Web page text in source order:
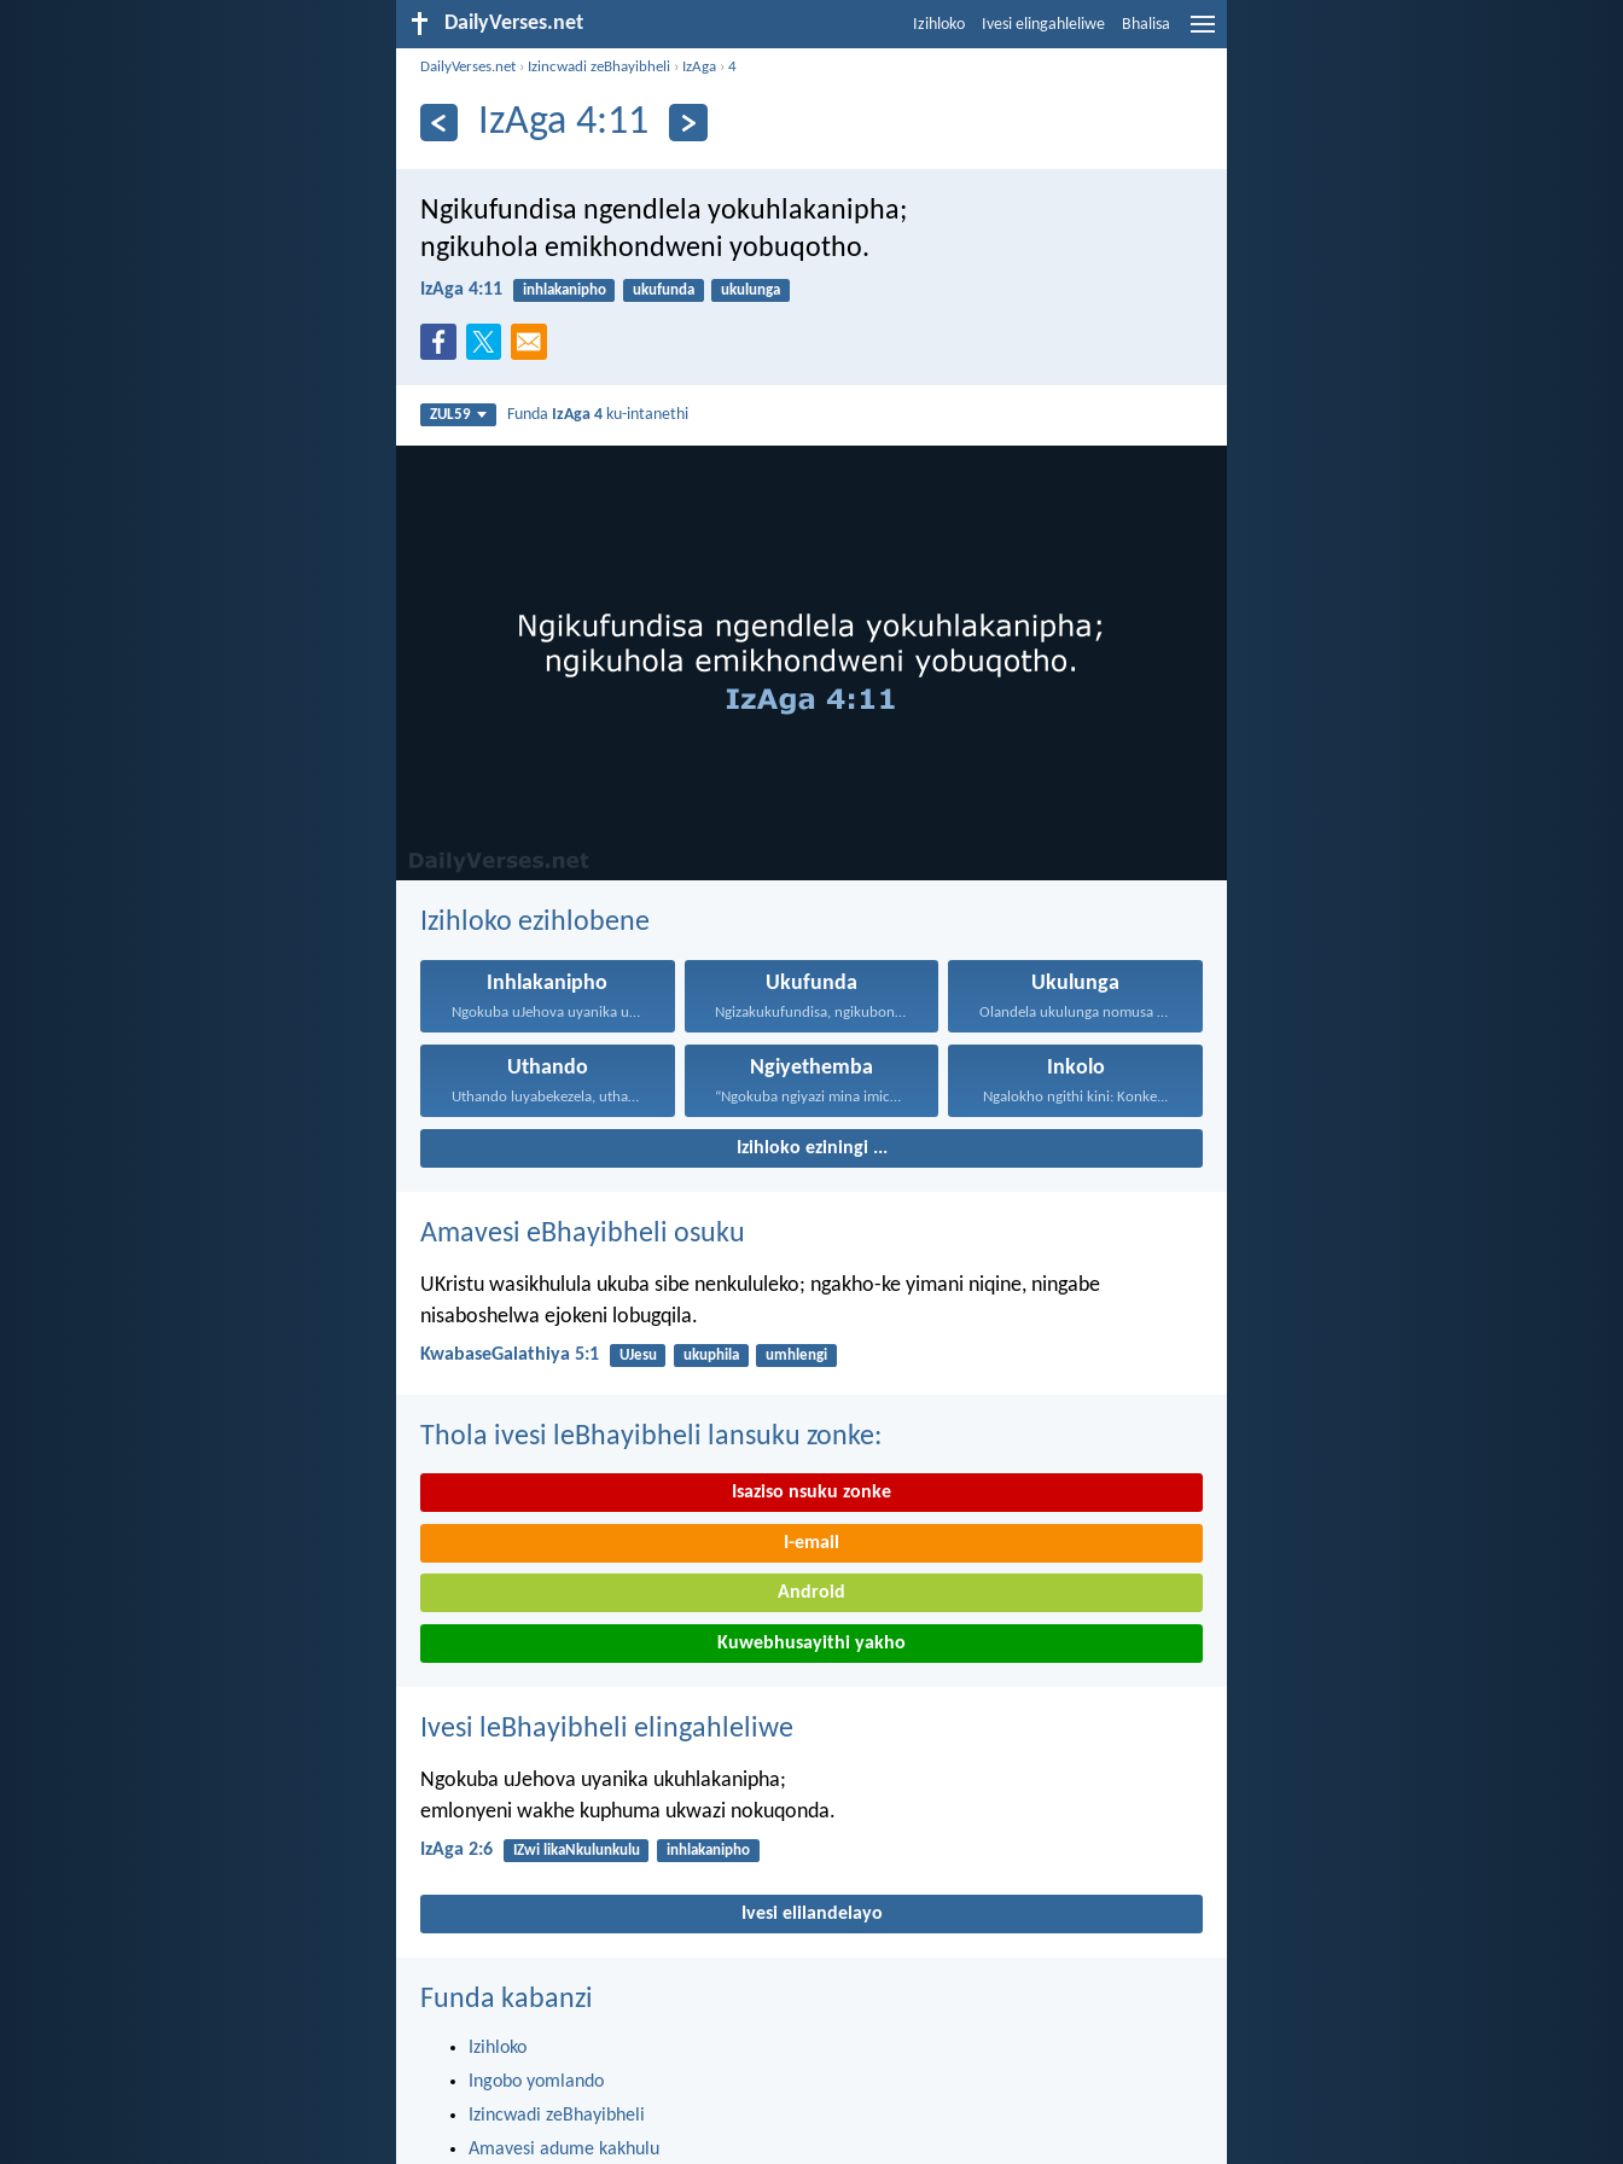
DailyVerses.net Izihloko Ivesi elingahleliwe Bhalisa
DailyVerses.net › Izincwadi zeBhayibheli › IzAga ›4
IzAga 4:11
Ngikufundisa ngendlela yokuhlakanipha;
ngikuhola emikhondweni yobuqotho.
IzAga 4:11 inhlakanipho ukufunda ukulunga
ZUL59 Funda IzAga 4 ku-intanethi
Izihloko ezihlobene
Inhlakanipho Ukufunda Ukulunga
Uthando
Uthando luyabekezela, uthando lumnene...
Ngiyethemba Inkolo
Ngalokho ngithi kini: Konke...
Izihloko eziningi ...
Amavesi eBhayibheli osuku
UKristu wasikhulula ukuba sibe nenkululeko; ngakho-ke yimani niqine, ningabe
nisaboshelwa ejokeni lobugqila.
KwabaseGalathiya 5:1 UJesu ukuphila umhlengi
Thola ivesi leBhayibheli lansuku zonke:
Isaziso nsuku zonke
I-email
Android
Kuwebhusayithi yakho
Ivesi leBhayibheli elingahleliwe
Ngokuba uJehova uyanika ukuhlakanipha;
emlonyeni wakhe kuphuma ukwazi nokuqonda.
IzAga 2:6 IZwi likaNkulunkulu inhlakanipho
Ivesi elilandelayo
Funda kabanzi
Izihloko
Ingobo yomlando
Izincwadi zeBhayibheli
Amavesi adume kakhulu